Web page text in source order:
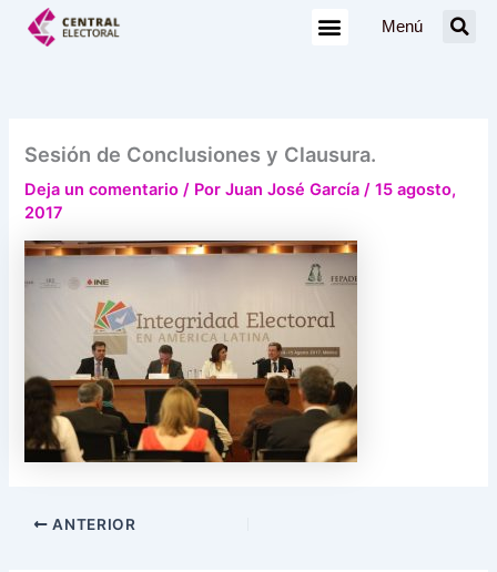
Menú
Sesión de Conclusiones y Clausura.
Deja un comentario / PorJuan José García/15 agosto,
2017
ANTERIOR